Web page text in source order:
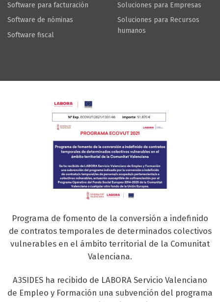
Software para facturación
Software de nóminas
Software fiscal
Soluciones para Empresas
Soluciones para Recursos
humanos
Programa de fomento de la conversión a indefinido
de contratos temporales de determinados colectivos
vulnerables en el ámbito territorial de la Comunitat
Valenciana.
A3SIDES ha recibido de LABORA Servicio Valenciano
de Empleo y Formación una subvención del programa